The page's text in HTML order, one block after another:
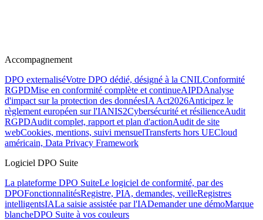
Accompagnement
DPO externaliséVotre DPO dédié, désigné à la CNILConformité
RGPDMise en conformité complète et continueAIPDAnalyse
d'impact sur la protection des donnéesIA Act2026Anticipez le
règlement européen sur l'IANIS2Cybersécurité et résilienceAudit
RGPDAudit complet, rapport et plan d'actionAudit de site
webCookies, mentions, suivi mensuelTransferts hors UECloud
américain, Data Privacy Framework
Logiciel DPO Suite
La plateforme DPO SuiteLe logiciel de conformité, par des
DPOFonctionnalitésRegistre, PIA, demandes, veilleRegistres
intelligentsIALa saisie assistée par l'IADemander une démoMarque
blancheDPO Suite à vos couleurs